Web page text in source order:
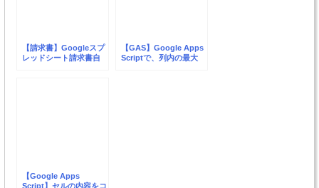
【請求書】Googleスプ
レッドシート請求書自
【GAS】Google Apps
Scriptで、列内の最大
【Google Apps
Script】セルの内容をコ